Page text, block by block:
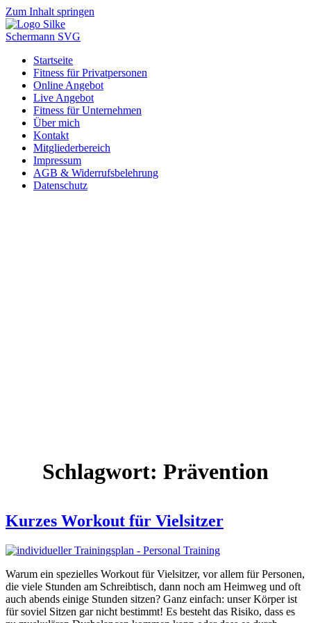
Zum Inhalt springen
Startseite
Fitness für Privatpersonen
Online Angebot
Live Angebot
Fitness für Unternehmen
Über mich
Kontakt
Mitgliederbereich
Impressum
AGB & Widerrufsbelehrung
Datenschutz
Schlagwort: Prävention
Kurzes Workout für Vielsitzer
Warum ein spezielles Workout für Vielsitzer, vor allem für Personen,
die viele Stunden am Schreibtisch, dann noch am Heimweg und oft
auch abends einige Stunden sitzen? Ganz einfach: unser Körper ist
für soviel Sitzen gar nicht bestimmt! Es besteht das Risiko, dass es